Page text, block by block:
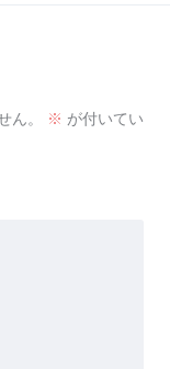
ん。 ※ が付いてい